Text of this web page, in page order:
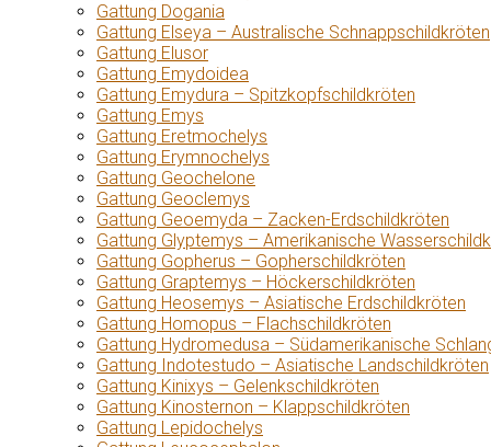
Gattung Dogania
Gattung Elseya – Australische Schnappschildkröten
Gattung Elusor
Gattung Emydoidea
Gattung Emydura – Spitzkopfschildkröten
Gattung Emys
Gattung Eretmochelys
Gattung Erymnochelys
Gattung Geochelone
Gattung Geoclemys
Gattung Geoemyda – Zacken-Erdschildkröten
Gattung Glyptemys – Amerikanische
Gattung Gopherus – Gopherschildkröten
Gattung Graptemys – Höckerschildkröten
Gattung Heosemys – Asiatische Erdschildkröten
Gattung Homopus – Flachschildkröten
Gattung Hydromedusa – Südamerikanische
Gattung Indotestudo – Asiatische Landschildkröten
Gattung Kinixys – Gelenkschildkröten
Gattung Kinosternon – Klappschildkröten
Gattung Lepidochelys